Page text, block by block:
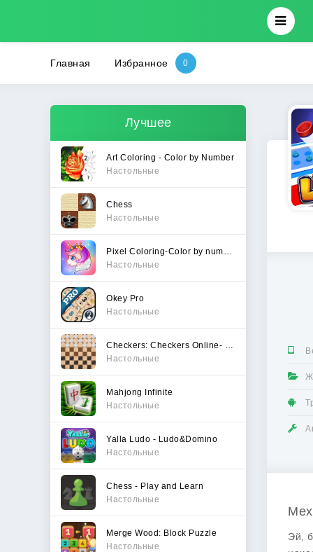
Главная Избранное
Лучшее
Art Coloring - Color by Number
Настольные
Chess
Настольные
Настольные
Okey Pro
Настольные
Настольные
Mahjong Infinite
Настольные
Yalla Ludo - Ludo&Domino
Настольные
Chess - Play and Learn
Настольные
Merge Wood: Block Puzzle
Настольные
Эй,